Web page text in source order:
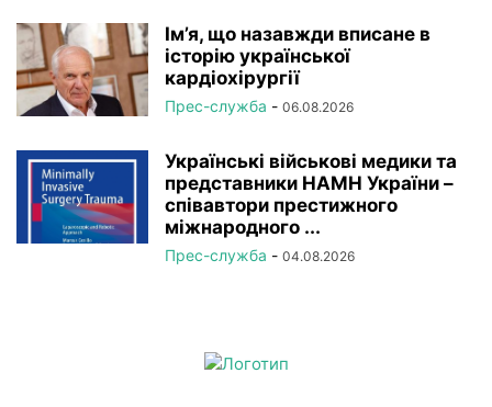
Ім’я, що назавжди вписане в
історію української
кардіохірургії
Прес-служба - 06.08.2026
Українські військові медики та
представники НАМН України –
співавтори престижного
міжнародного ...
Прес-служба - 04.08.2026